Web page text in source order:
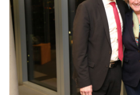
IN DER
IM
IM